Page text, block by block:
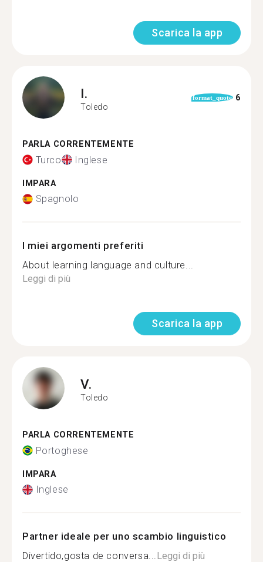
Scarica la app
I.
Toledo
format_quote 6
PARLA CORRENTEMENTE
Turco Inglese
IMPARA
Spagnolo
I miei argomenti preferiti
About learning language and culture...
Leggi di più
Scarica la app
V.
Toledo
PARLA CORRENTEMENTE
Portoghese
IMPARA
Inglese
Partner ideale per uno scambio linguistico
Divertido,gosta de conversa...Leggi di più